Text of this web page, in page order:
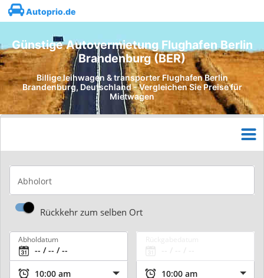
Autoprio.de
Günstige Autovermietung Flughafen Berlin
Brandenburg (BER)
Billige leihwagen & transporter Flughafen Berlin
Brandenburg, Deutschland - Vergleichen Sie Preise für
Mietwagen
Abholort
Rückkehr zum selben Ort
Abholdatum